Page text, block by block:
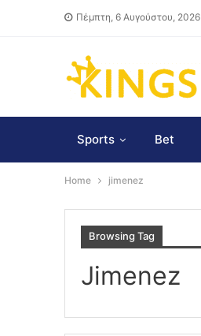
Πέμπτη, 6 Αυγούστου, 2026
Sports Bet
Home jimenez
Browsing Tag
Jimenez